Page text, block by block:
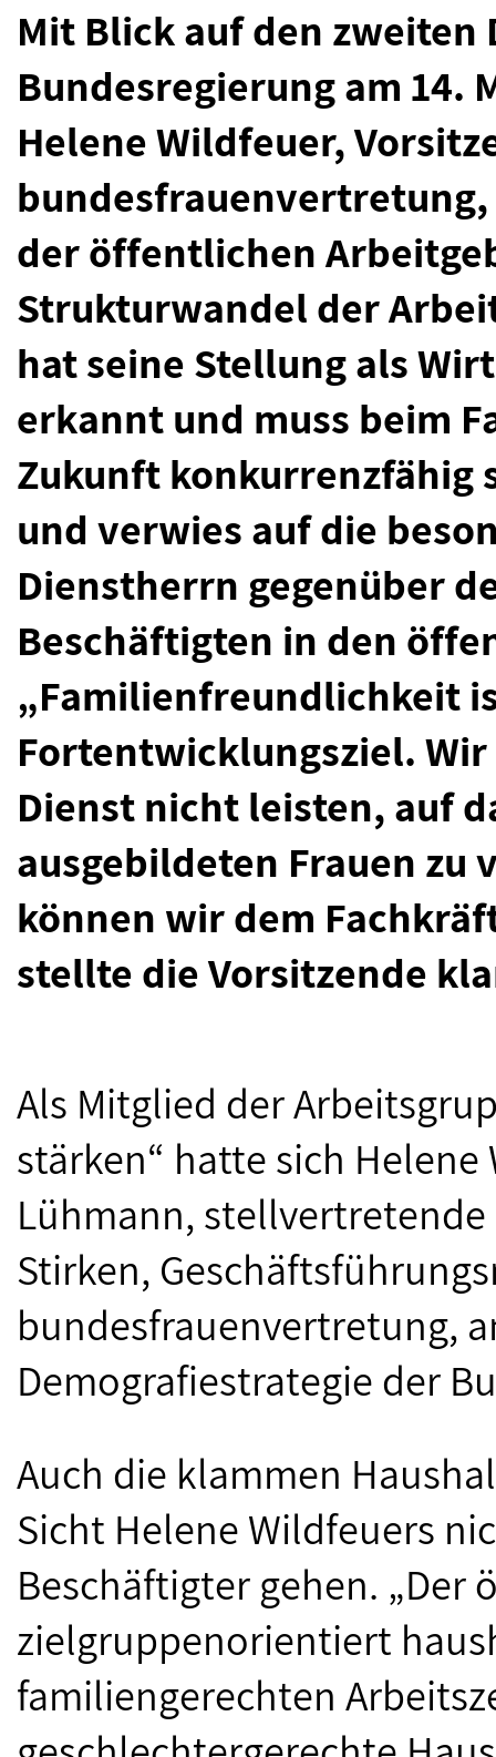
Mit Blick auf den
Bundesregierung am 14.
Helene Wildfeuer,
der öffentlichen
Strukturwandel der
hat seine Stellung als
erkannt und muss beim
Zukunft konkurrenzfähig
und verwies auf die
Dienstherrn gegenüber
Beschäftigten in den
„Familienfreundlichkeit
Fortentwicklungsziel.
Dienst nicht leisten, auf
ausgebildeten Frauen
können wir dem
stellte die Vorsitzende
Als Mitglied der
stärken“ hatte sich
Lühmann,
Stirken,
bundesfrauenvertretung,
Demografiestrategie der
Auch die klammen
Sicht Helene Wildfeuers
Beschäftigter gehen. „Der
zielgruppenorientiert
familiengerechten